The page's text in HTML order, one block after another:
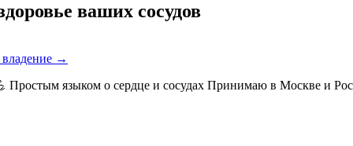
ваших сосудов
владение →
языком о сердце и сосудах Принимаю в Москве и